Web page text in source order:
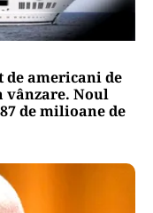
de americani de
vânzare. Noul
de milioane de